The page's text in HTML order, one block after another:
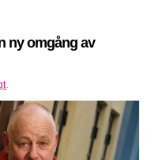
ny omgång av